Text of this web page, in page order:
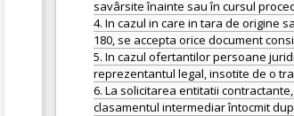
savârsite înainte sau în cursul
4. In cazul in care in tara de origine
180, se accepta orice document
5. In cazul ofertantilor persoane
reprezentantul legal, insotite de o
6. La solicitarea entitatii
clasamentul intermediar întocmit